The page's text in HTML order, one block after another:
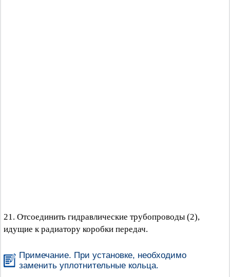
21. Отсоединить гидравлические трубопроводы (2),
идущие к радиатору коробки передач.
Примечание. При установке, необходимо
заменить уплотнительные кольца.